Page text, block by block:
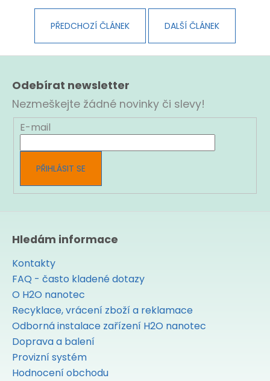
PŘEDCHOZÍ ČLÁNEK DALŠÍ ČLÁNEK
Odebírat newsletter
Nezmeškejte žádné novinky či slevy!
E-mail
PŘIHLÁSIT SE
Hledám informace
Kontakty
FAQ - často kladené dotazy
O H2O nanotec
Recyklace, vrácení zboží a reklamace
Odborná instalace zařízení H2O nanotec
Doprava a balení
Provizní systém
Hodnocení obchodu